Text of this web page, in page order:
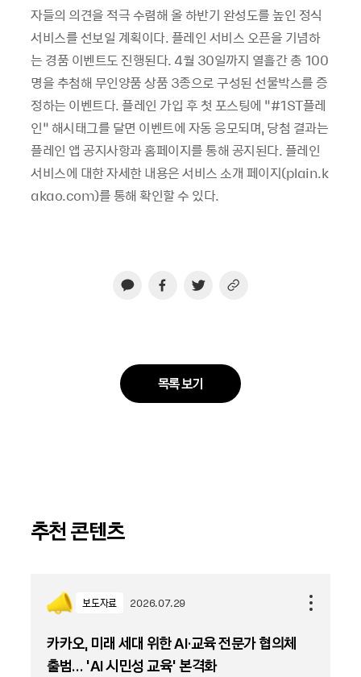
자들의 의견을 적극 수렴해 올 하반기 완성도를 높인 정식
서비스를 선보일 계획이다. 플레인 서비스 오픈을 기념하
는 경품 이벤트도 진행된다. 4월 30일까지 열흘간 총 100
명을 추첨해 무인양품 상품 3종으로 구성된 선물박스를 증
정하는 이벤트다. 플레인 가입 후 첫 포스팅에 “#1ST플레
인” 해시태그를 달면 이벤트에 자동 응모되며, 당첨 결과는
플레인 앱 공지사항과 홈페이지를 통해 공지된다. 플레인
서비스에 대한 자세한 내용은 서비스 소개 페이지(plain.k
akao.com)를 통해 확인할 수 있다.
목록 보기
추천 콘텐츠
보도자료 2026.07.29
카카오, 미래 세대 위한 AI·교육 전문가 협의체
출범… ‘AI 시민성 교육’ 본격화